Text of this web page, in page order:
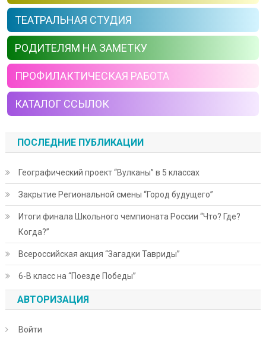
ТЕАТРАЛЬНАЯ СТУДИЯ
РОДИТЕЛЯМ НА ЗАМЕТКУ
ПРОФИЛАКТИЧЕСКАЯ РАБОТА
КАТАЛОГ ССЫЛОК
ПОСЛЕДНИЕ ПУБЛИКАЦИИ
Географический проект “Вулканы” в 5 классах
Закрытие Региональной смены “Город будущего”
Итоги финала Школьного чемпионата России “Что? Где?
Когда?”
Всероссийская акция “Загадки Тавриды”
6-В класс на “Поезде Победы”
АВТОРИЗАЦИЯ
Войти